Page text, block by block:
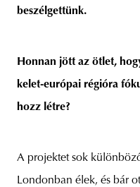
beszélgettünk.
Honnan jött az ötlet,
kelet-európai régióra
hozz létre?
A projektet sok
Londonban élek, és bár